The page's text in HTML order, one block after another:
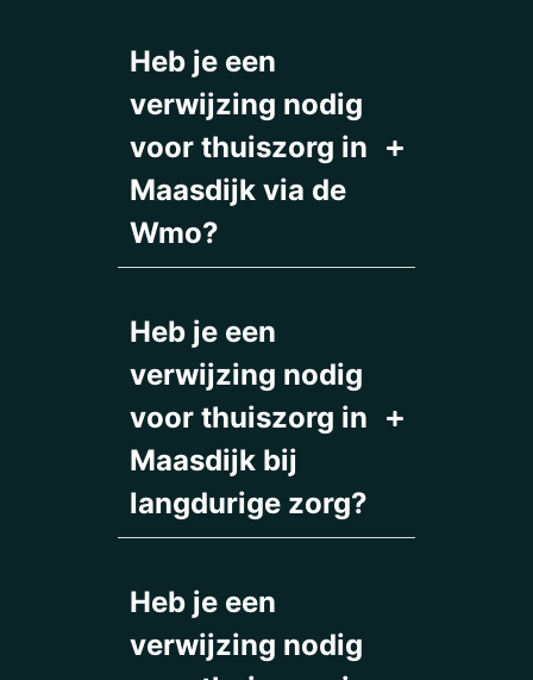
Heb je een
verwijzing nodig
voor thuiszorg in
Maasdijk via de
Wmo?
Heb je een
verwijzing nodig
voor thuiszorg in
Maasdijk bij
langdurige zorg?
Heb je een
verwijzing nodig